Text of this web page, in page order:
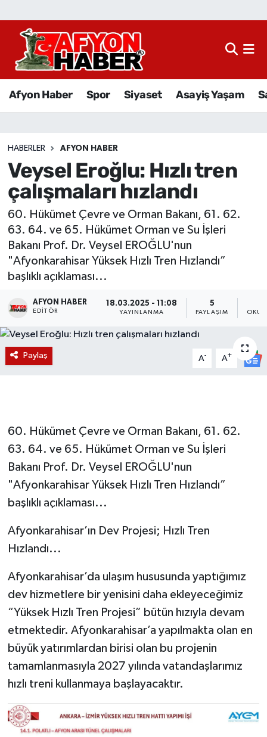
Afyon Haber Spor Siyaset Asayiş Yaşam
HABERLER AFYON HABER
Veysel Eroğlu: Hızlı tren
çalışmaları hızlandı
60. Hükümet Çevre ve Orman Bakanı, 61. 62.
63. 64. ve 65. Hükümet Orman ve Su İşleri
Bakanı Prof. Dr. Veysel EROĞLU'nun
"Afyonkarahisar Yüksek Hızlı Tren Hızlandı”
başlıklı açıklaması...
AFYON HABER
EDITÖR
18.03.2025 - 11:08
YAYINLANMA
5
PAYLAŞIM
Paylaş A- A+
60. Hükümet Çevre ve Orman Bakanı, 61. 62.
63. 64. ve 65. Hükümet Orman ve Su İşleri
Bakanı Prof. Dr. Veysel EROĞLU'nun
"Afyonkarahisar Yüksek Hızlı Tren Hızlandı”
başlıklı açıklaması...
Afyonkarahisar’ın Dev Projesi; Hızlı Tren
Hızlandı...
Afyonkarahisar’da ulaşım hususunda yaptığımız
dev hizmetlere bir yenisini daha ekleyeceğimiz
“Yüksek Hızlı Tren Projesi” bütün hızıyla devam
etmektedir. Afyonkarahisar’a yapılmakta olan en
büyük yatırımlardan birisi olan bu projenin
tamamlanmasıyla 2027 yılında vatandaşlarımız
hızlı treni kullanmaya başlayacaktır.
Afyon Haber
Sağlık
Eğitim
Sivil Toplum
Ekonomi